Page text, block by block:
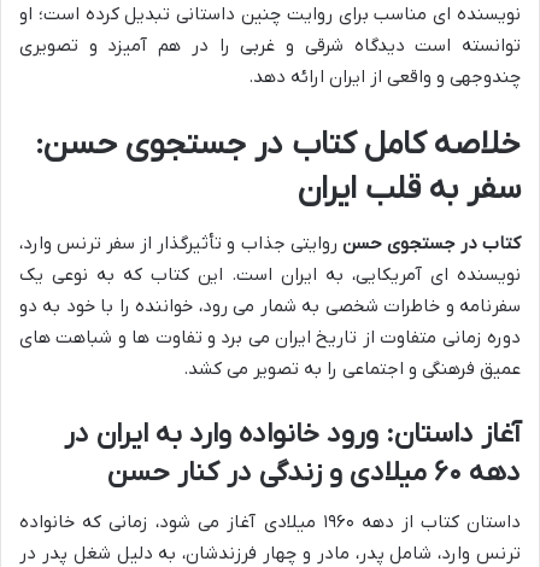
نویسنده ای مناسب برای روایت چنین داستانی تبدیل کرده است؛ او
توانسته است دیدگاه شرقی و غربی را در هم آمیزد و تصویری
چندوجهی و واقعی از ایران ارائه دهد.
خلاصه کامل کتاب در جستجوی حسن:
سفر به قلب ایران
کتاب در جستجوی حسن روایتی جذاب و تأثیرگذار از سفر ترنس وارد،
نویسنده ای آمریکایی، به ایران است. این کتاب که به نوعی یک
سفرنامه و خاطرات شخصی به شمار می رود، خواننده را با خود به دو
دوره زمانی متفاوت از تاریخ ایران می برد و تفاوت ها و شباهت های
عمیق فرهنگی و اجتماعی را به تصویر می کشد.
آغاز داستان: ورود خانواده وارد به ایران در
دهه ۶۰ میلادی و زندگی در کنار حسن
داستان کتاب از دهه ۱۹۶۰ میلادی آغاز می شود، زمانی که خانواده
ترنس وارد، شامل پدر، مادر و چهار فرزندشان، به دلیل شغل پدر در